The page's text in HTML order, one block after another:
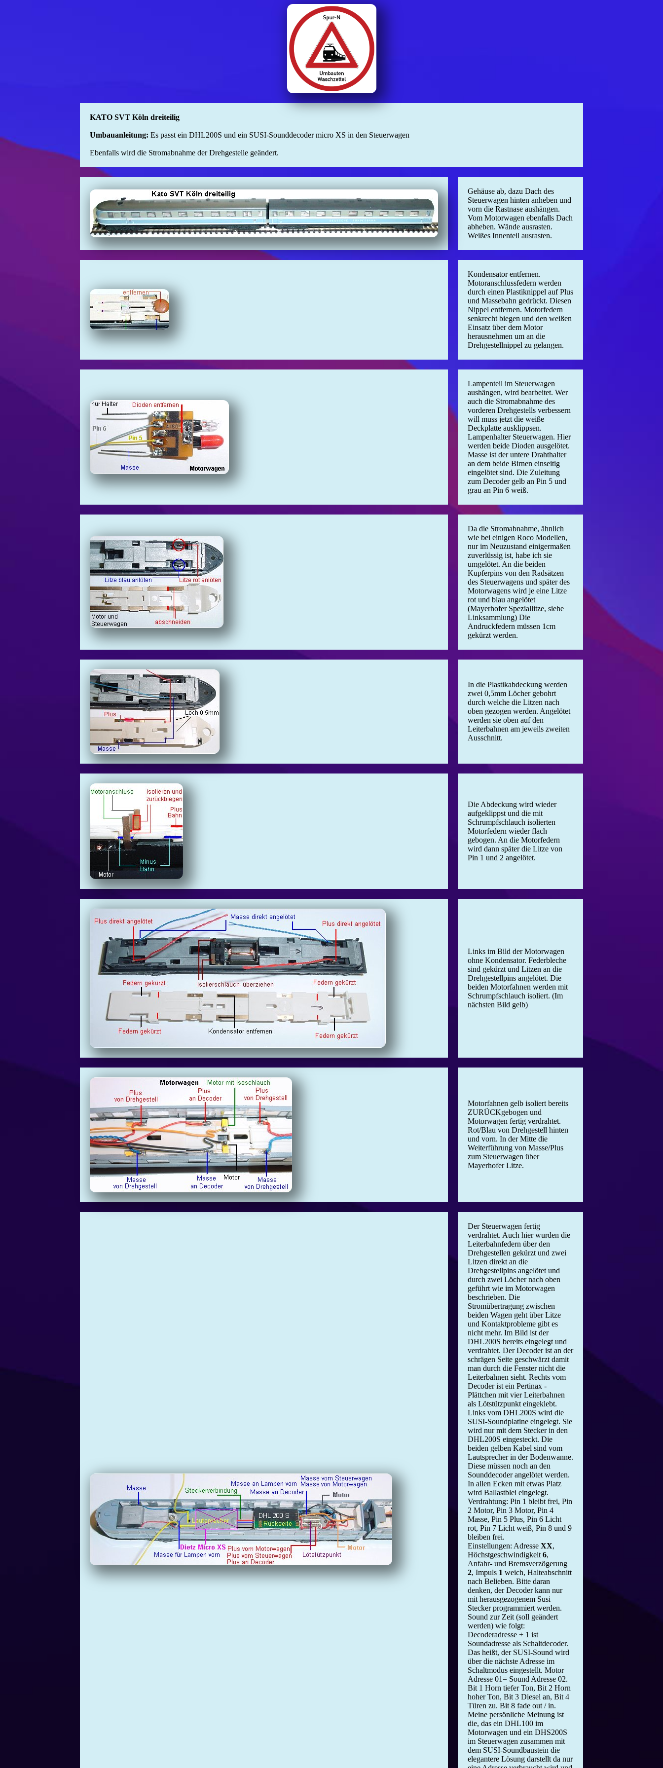
KATO SVT Köln dreiteilig
Umbauanleitung: Es passt ein DHL200S und ein SUSI-Sounddecoder micro XS in den Steuerwagen
Ebenfalls wird die Stromabnahme der Drehgestelle geändert.
Gehäuse ab, dazu Dach des
Steuerwagen hinten anheben und
vorn die Rastnase aushängen.
Vom Motorwagen ebenfalls Dach
abheben. Wände ausrasten.
Weißes Innenteil ausrasten.
Kondensator entfernen.
Motoranschlussfedern werden
durch einen Plastiknippel auf Plus
und Massebahn gedrückt. Diesen
Nippel entfernen. Motorfedern
senkrecht biegen und den weißen
Einsatz über dem Motor
herausnehmen um an die
Drehgestellnippel zu gelangen.
Lampenteil im Steuerwagen
aushängen, wird bearbeitet. Wer
auch die Stromabnahme des
vorderen Drehgestells verbessern
will muss jetzt die weiße
Deckplatte ausklippsen.
Lampenhalter Steuerwagen. Hier
werden beide Dioden ausgelötet.
Masse ist der untere Drahthalter
an dem beide Birnen einseitig
eingelötet sind. Die Zuleitung
zum Decoder gelb an Pin 5 und
grau an Pin 6 weiß.
Da die Stromabnahme, ähnlich
wie bei einigen Roco Modellen,
nur im Neuzustand einigermaßen
zuverlüssig ist, habe ich sie
umgelötet. An die beiden
Kupferpins von den Radsätzen
des Steuerwagens und später des
Motorwagens wird je eine Litze
rot und blau angelötet
(Mayerhofer Speziallitze, siehe
Linksammlung) Die
Andruckfedern müssen 1cm
gekürzt werden.
In die Plastikabdeckung werden
zwei 0,5mm Löcher gebohrt
durch welche die Litzen nach
oben gezogen werden. Angelötet
werden sie oben auf den
Leiterbahnen am jeweils zweiten
Ausschnitt.
Die Abdeckung wird wieder
aufgeklippst und die mit
Schrumpfschlauch isolierten
Motorfedern wieder flach
gebogen. An die Motorfedern
wird dann später die Litze von
Pin 1 und 2 angelötet.
Links im Bild der Motorwagen
ohne Kondensator. Federbleche
sind gekürzt und Litzen an die
Drehgestellpins angelötet. Die
beiden Motorfahnen werden mit
Schrumpfschlauch isoliert. (Im
nächsten Bild gelb)
Motorfahnen gelb isoliert bereits
ZURÜCKgebogen und
Motorwagen fertig verdrahtet.
Rot/Blau von Drehgestell hinten
und vorn. In der Mitte die
Weiterführung von Masse/Plus
zum Steuerwagen über
Mayerhofer Litze.
Der Steuerwagen fertig
verdrahtet. Auch hier wurden die
Leiterbahnfedern über den
Drehgestellen gekürzt und zwei
Litzen direkt an die
Drehgestellpins angelötet und
durch zwei Löcher nach oben
geführt wie im Motorwagen
beschrieben. Die
Stromübertragung zwischen
beiden Wagen geht über Litze
und Kontaktprobleme gibt es
nicht mehr. Im Bild ist der
DHL200S bereits eingelegt und
verdrahtet. Der Decoder ist an der
schrägen Seite geschwärzt damit
man durch die Fenster nicht die
Leiterbahnen sieht. Rechts vom
Decoder ist ein Pertinax -
Plättchen mit vier Leiterbahnen
als Lötstützpunkt eingeklebt.
Links vom DHL200S wird die
SUSI-Soundplatine eingelegt. Sie
wird nur mit dem Stecker in den
DHL200S eingesteckt. Die
beiden gelben Kabel sind vom
Lautsprecher in der Bodenwanne.
Diese müssen noch an den
Sounddecoder angelötet werden.
In allen Ecken mit etwas Platz
wird Ballastblei eingelegt.
Verdrahtung: Pin 1 bleibt frei, Pin
2 Motor, Pin 3 Motor, Pin 4
Masse, Pin 5 Plus, Pin 6 Licht
rot, Pin 7 Licht weiß, Pin 8 und 9
bleiben frei.
Einstellungen: Adresse XX,
Höchstgeschwindigkeit 6,
Anfahr- und Bremsverzögerung
2, Impuls 1 weich, Halteabschnitt
nach Belieben. Bitte daran
denken, der Decoder kann nur
mit herausgezogenem Susi
Stecker programmiert werden.
Sound zur Zeit (soll geändert
werden) wie folgt:
Decoderadresse + 1 ist
Soundadresse als Schaltdecoder.
Das heißt, der SUSI-Sound wird
über die nächste Adresse im
Schaltmodus eingestellt. Motor
Adresse 01= Sound Adresse 02.
Bit 1 Horn tiefer Ton, Bit 2 Horn
hoher Ton, Bit 3 Diesel an, Bit 4
Türen zu. Bit 8 fade out / in.
Meine persönliche Meinung ist
die, das ein DHL100 im
Motorwagen und ein DHS200S
im Steuerwagen zusammen mit
dem SUSI-Soundbaustein die
elegantere Lösung darstellt da nur